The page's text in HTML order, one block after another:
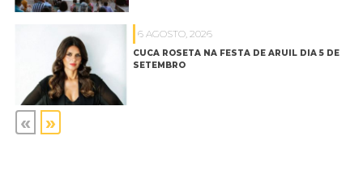
6 AGOSTO, 2026
CUCA ROSETA NA FESTA DE ARUIL DIA 5 DE
SETEMBRO
« »